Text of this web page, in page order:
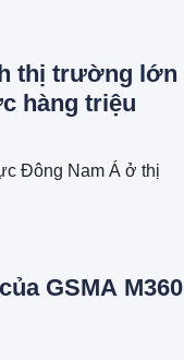
thị trường lớn
hàng triệu
Đông Nam Á ở thị
GSMA M360